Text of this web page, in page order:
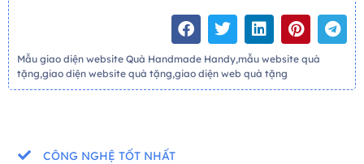
Mẫu giao diện website Quà Handmade Handy,mẫu website quà
tặng,giao diện website quà tặng,giao diện web quà tặng
CÔNG NGHỆ TỐT NHẤT